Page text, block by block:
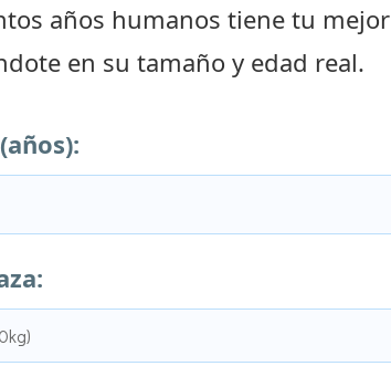
años humanos tiene tu mejor
en su tamaño y edad real.